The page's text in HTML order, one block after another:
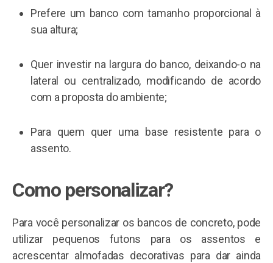
Prefere um banco com tamanho proporcional à
sua altura;
Quer investir na largura do banco, deixando-o na
lateral ou centralizado, modificando de acordo
com a proposta do ambiente;
Para quem quer uma base resistente para o
assento.
Como personalizar?
Para você personalizar os bancos de concreto, pode
utilizar pequenos futons para os assentos e
acrescentar almofadas decorativas para dar ainda